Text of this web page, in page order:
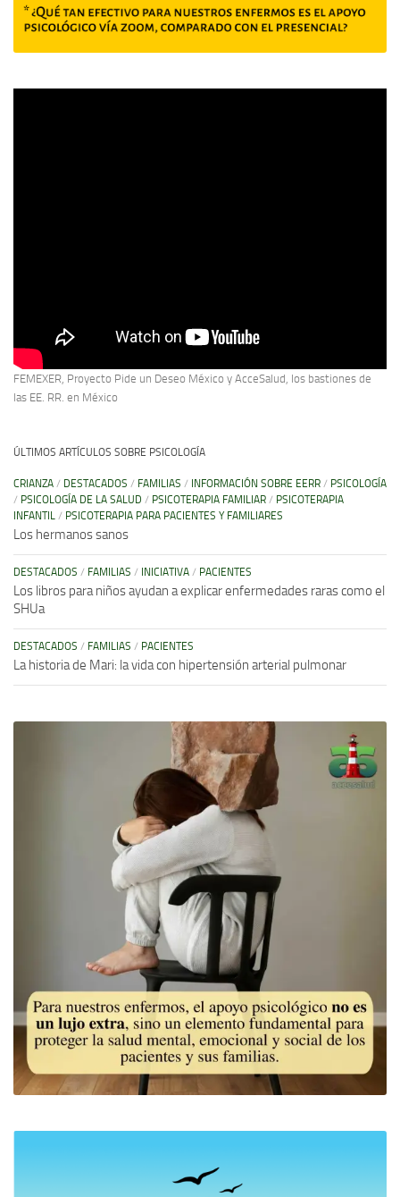
FEMEXER, Proyecto Pide un Deseo México y AcceSalud, los bastiones de
las EE. RR. en México
ÚLTIMOS ARTÍCULOS SOBRE PSICOLOGÍA
CRIANZA / DESTACADOS / FAMILIAS / INFORMACIÓN SOBRE EERR / PSICOLOGÍA
/ PSICOLOGÍA DE LA SALUD / PSICOTERAPIA FAMILIAR / PSICOTERAPIA
INFANTIL / PSICOTERAPIA PARA PACIENTES Y FAMILIARES
Los hermanos sanos
DESTACADOS / FAMILIAS / INICIATIVA / PACIENTES
Los libros para niños ayudan a explicar enfermedades raras como el
SHUa
DESTACADOS / FAMILIAS / PACIENTES
La historia de Mari: la vida con hipertensión arterial pulmonar